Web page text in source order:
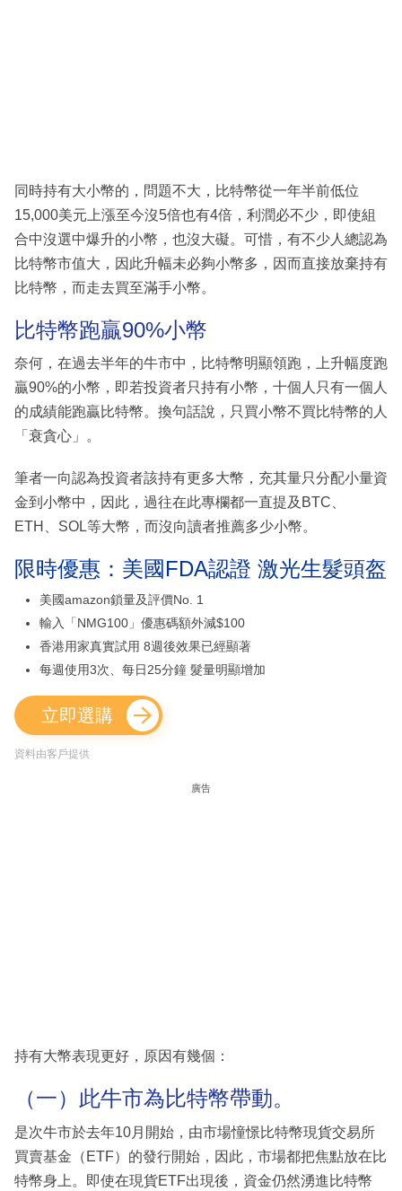
同時持有大小幣的，問題不大，比特幣從一年半前低位
15,000美元上漲至今沒5倍也有4倍，利潤必不少，即使組
合中沒選中爆升的小幣，也沒大礙。可惜，有不少人總認為
比特幣市值大，因此升幅未必夠小幣多，因而直接放棄持有
比特幣，而走去買至滿手小幣。
比特幣跑贏90%小幣
奈何，在過去半年的牛市中，比特幣明顯領跑，上升幅度跑
贏90%的小幣，即若投資者只持有小幣，十個人只有一個人
的成績能跑贏比特幣。換句話說，只買小幣不買比特幣的人
「衰貪心」。
筆者一向認為投資者該持有更多大幣，充其量只分配小量資
金到小幣中，因此，過往在此專欄都一直提及BTC、
ETH、SOL等大幣，而沒向讀者推薦多少小幣。
限時優惠：美國FDA認證 激光生髮頭盔
美國amazon鎖量及評價No. 1
輸入「NMG100」優惠碼額外減$100
香港用家真實試用 8週後效果已經顯著
每週使用3次、每日25分鐘 髮量明顯增加
立即選購
資料由客戶提供
廣告
持有大幣表現更好，原因有幾個：
（一）此牛市為比特幣帶動。
是次牛市於去年10月開始，由市場憧憬比特幣現貨交易所
買賣基金（ETF）的發行開始，因此，市場都把焦點放在比
特幣身上。即使在現貨ETF出現後，資金仍然湧進比特幣